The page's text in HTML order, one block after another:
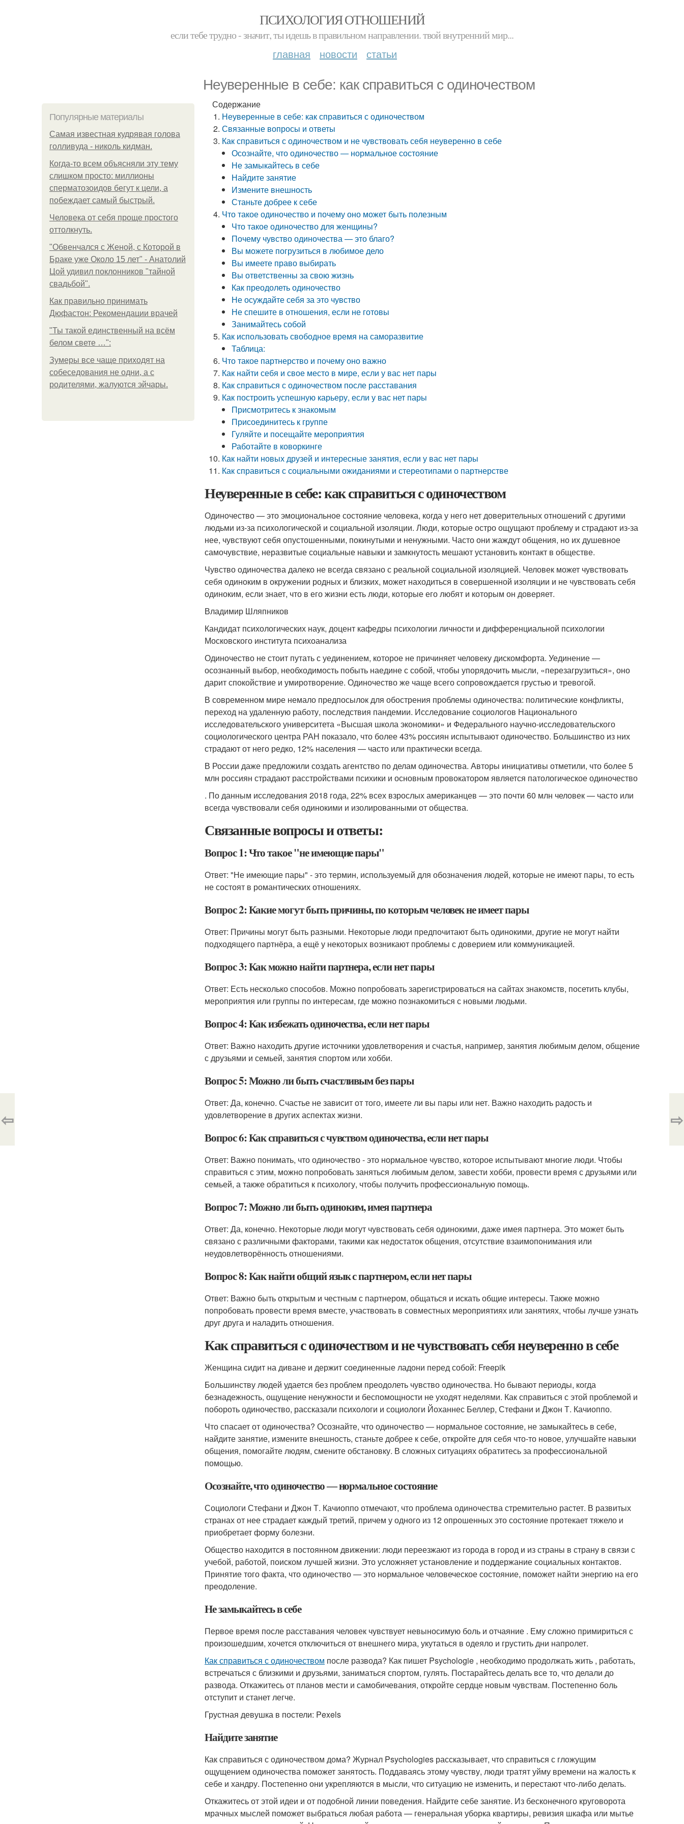
ПСИХОЛОГИЯ ОТНОШЕНИЙ
если тебе трудно - значит, ты идешь в правильном направлении. твой внутренний мир...
главная новости статьи
Неуверенные в себе: как справиться с одиночеством
Популярные материалы
Самая известная кудрявая голова
голливуда - николь кидман.
Когда-то всем объясняли эту тему
слишком просто: миллионы
сперматозоидов бегут к цели, а
побеждает самый быстрый.
Человека от себя проще простого
оттолкнуть.
"Обвенчался с Женой, с Которой в
Браке уже Около 15 лет" - Анатолий
Цой удивил поклонников "тайной
свадьбой".
Как правильно принимать
Дюфастон: Рекомендации врачей
"Ты такой единственный на всём
белом свете …":
Зумеры все чаще приходят на
собеседования не одни, а с
родителями, жалуются эйчары.
Содержание
Неуверенные в себе: как справиться с одиночеством
Связанные вопросы и ответы
Как справиться с одиночеством и не чувствовать себя неуверенно в себе
Осознайте, что одиночество ― нормальное состояние
Не замыкайтесь в себе
Найдите занятие
Измените внешность
Станьте добрее к себе
Что такое одиночество и почему оно может быть полезным
Что такое одиночество для женщины?
Почему чувство одиночества — это благо?
Вы можете погрузиться в любимое дело
Вы имеете право выбирать
Вы ответственны за свою жизнь
Как преодолеть одиночество
Не осуждайте себя за это чувство
Не спешите в отношения, если не готовы
Занимайтесь собой
Как использовать свободное время на саморазвитие
Таблица:
Что такое партнерство и почему оно важно
Как найти себя и свое место в мире, если у вас нет пары
Как справиться с одиночеством после расставания
Как построить успешную карьеру, если у вас нет пары
Присмотритесь к знакомым
Присоединитесь к группе
Гуляйте и посещайте мероприятия
Работайте в коворкинге
Как найти новых друзей и интересные занятия, если у вас нет пары
Как справиться с социальными ожиданиями и стереотипами о партнерстве
Неуверенные в себе: как справиться с одиночеством
Одиночество — это эмоциональное состояние человека, когда у него нет доверительных отношений с другими
людьми из-за психологической и социальной изоляции. Люди, которые остро ощущают проблему и страдают из-за
нее, чувствуют себя опустошенными, покинутыми и ненужными. Часто они жаждут общения, но их душевное
самочувствие, неразвитые социальные навыки и замкнутость мешают установить контакт в обществе.
Чувство одиночества далеко не всегда связано с реальной социальной изоляцией. Человек может чувствовать
себя одиноким в окружении родных и близких, может находиться в совершенной изоляции и не чувствовать себя
одиноким, если знает, что в его жизни есть люди, которые его любят и которым он доверяет.
Владимир Шляпников
Кандидат психологических наук, доцент кафедры психологии личности и дифференциальной психологии
Московского института психоанализа
Одиночество не стоит путать с уединением, которое не причиняет человеку дискомфорта. Уединение —
осознанный выбор, необходимость побыть наедине с собой, чтобы упорядочить мысли, «перезагрузиться», оно
дарит спокойствие и умиротворение. Одиночество же чаще всего сопровождается грустью и тревогой.
В современном мире немало предпосылок для обострения проблемы одиночества: политические конфликты,
переход на удаленную работу, последствия пандемии. Исследование социологов Национального
исследовательского университета «Высшая школа экономики» и Федерального научно-исследовательского
социологического центра РАН показало, что более 43% россиян испытывают одиночество. Большинство из них
страдают от него редко, 12% населения — часто или практически всегда.
В России даже предложили создать агентство по делам одиночества. Авторы инициативы отметили, что более 5
млн россиян страдают расстройствами психики и основным провокатором является патологическое одиночество
. По данным исследования 2018 года, 22% всех взрослых американцев — это почти 60 млн человек — часто или
всегда чувствовали себя одинокими и изолированными от общества.
Связанные вопросы и ответы:
Вопрос 1: Что такое "не имеющие пары"
Ответ: "Не имеющие пары" - это термин, используемый для обозначения людей, которые не имеют пары, то есть
не состоят в романтических отношениях.
Вопрос 2: Какие могут быть причины, по которым человек не имеет пары
Ответ: Причины могут быть разными. Некоторые люди предпочитают быть одинокими, другие не могут найти
подходящего партнёра, а ещё у некоторых возникают проблемы с доверием или коммуникацией.
Вопрос 3: Как можно найти партнера, если нет пары
Ответ: Есть несколько способов. Можно попробовать зарегистрироваться на сайтах знакомств, посетить клубы,
мероприятия или группы по интересам, где можно познакомиться с новыми людьми.
Вопрос 4: Как избежать одиночества, если нет пары
Ответ: Важно находить другие источники удовлетворения и счастья, например, занятия любимым делом, общение
с друзьями и семьей, занятия спортом или хобби.
Вопрос 5: Можно ли быть счастливым без пары
Ответ: Да, конечно. Счастье не зависит от того, имеете ли вы пары или нет. Важно находить радость и
удовлетворение в других аспектах жизни.
Вопрос 6: Как справиться с чувством одиночества, если нет пары
Ответ: Важно понимать, что одиночество - это нормальное чувство, которое испытывают многие люди. Чтобы
справиться с этим, можно попробовать заняться любимым делом, завести хобби, провести время с друзьями или
семьей, а также обратиться к психологу, чтобы получить профессиональную помощь.
Вопрос 7: Можно ли быть одиноким, имея партнера
Ответ: Да, конечно. Некоторые люди могут чувствовать себя одинокими, даже имея партнера. Это может быть
связано с различными факторами, такими как недостаток общения, отсутствие взаимопонимания или
неудовлетворённость отношениями.
Вопрос 8: Как найти общий язык с партнером, если нет пары
Ответ: Важно быть открытым и честным с партнером, общаться и искать общие интересы. Также можно
попробовать провести время вместе, участвовать в совместных мероприятиях или занятиях, чтобы лучше узнать
друг друга и наладить отношения.
Как справиться с одиночеством и не чувствовать себя неуверенно в себе
Женщина сидит на диване и держит соединенные ладони перед собой: Freepik
Большинству людей удается без проблем преодолеть чувство одиночества. Но бывают периоды, когда
безнадежность, ощущение ненужности и беспомощности не уходят неделями. Как справиться с этой проблемой и
побороть одиночество, рассказали психологи и социологи Йоханнес Беллер, Стефани и Джон Т. Качиоппо.
Что спасает от одиночества? Осознайте, что одиночество ― нормальное состояние, не замыкайтесь в себе,
найдите занятие, измените внешность, станьте добрее к себе, откройте для себя что-то новое, улучшайте навыки
общения, помогайте людям, смените обстановку. В сложных ситуациях обратитесь за профессиональной
помощью.
Осознайте, что одиночество ― нормальное состояние
Социологи Стефани и Джон Т. Качиоппо отмечают, что проблема одиночества стремительно растет. В развитых
странах от нее страдает каждый третий, причем у одного из 12 опрошенных это состояние протекает тяжело и
приобретает форму болезни.
Общество находится в постоянном движении: люди переезжают из города в город и из страны в страну в связи с
учебой, работой, поиском лучшей жизни. Это усложняет установление и поддержание социальных контактов.
Принятие того факта, что одиночество ― это нормальное человеческое состояние, поможет найти энергию на его
преодоление.
Не замыкайтесь в себе
Первое время после расставания человек чувствует невыносимую боль и отчаяние . Ему сложно примириться с
произошедшим, хочется отключиться от внешнего мира, укутаться в одеяло и грустить дни напролет.
Как справиться с одиночеством после развода? Как пишет Psychologie , необходимо продолжать жить , работать,
встречаться с близкими и друзьями, заниматься спортом, гулять. Постарайтесь делать все то, что делали до
развода. Откажитесь от планов мести и самобичевания, откройте сердце новым чувствам. Постепенно боль
отступит и станет легче.
Грустная девушка в постели: Pexels
Найдите занятие
Как справиться с одиночеством дома? Журнал Psychologies рассказывает, что справиться с гложущим
ощущением одиночества поможет занятость. Поддаваясь этому чувству, люди тратят уйму времени на жалость к
себе и хандру. Постепенно они укрепляются в мысли, что ситуацию не изменить, и перестают что-либо делать.
Откажитесь от этой идеи и от подобной линии поведения. Найдите себе занятие. Из бесконечного круговорота
мрачных мыслей поможет выбраться любая работа — генеральная уборка квартиры, ревизия шкафа или мытье
⇦ ⇨